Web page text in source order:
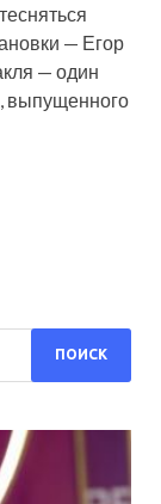
— Егор
— один
выпущенного